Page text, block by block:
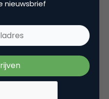
kunt je het best dus
nieuwsbrief